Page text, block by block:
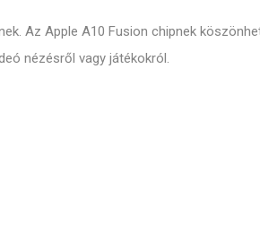
Az Apple A10 Fusion chipnek
nézésről vagy játékokról.